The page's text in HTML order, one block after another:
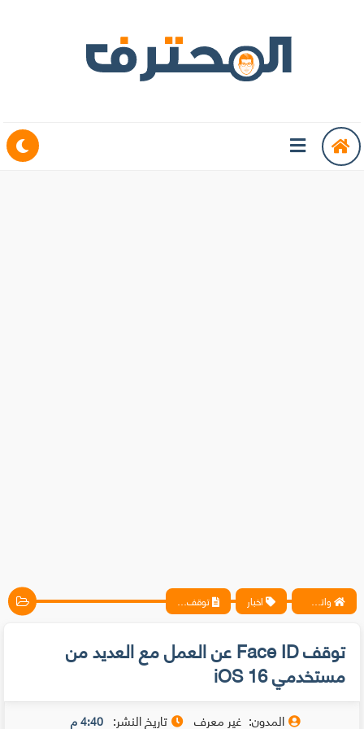
واتس آب ، فيسبوك ، أنترنت ، شروحات تقنية حصرية - المحترف اخبار توقف Face ID عن العمل مع العديد من مستخدمي iOS 16
توقف Face ID عن العمل مع العديد من
مستخدمي iOS 16
المدون: غير معرف تاريخ النشر: 4:40 م